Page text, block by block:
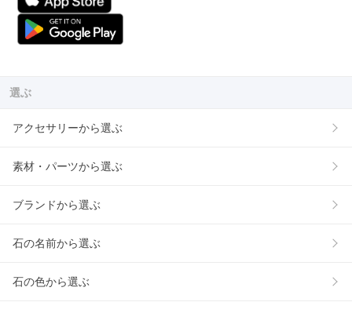
選ぶ
アクセサリーから選ぶ
素材・パーツから選ぶ
ブランドから選ぶ
石の名前から選ぶ
石の色から選ぶ